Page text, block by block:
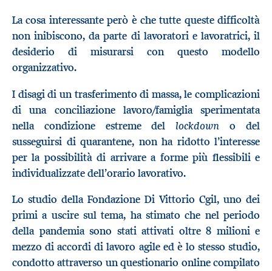
La cosa interessante però è che tutte queste difficoltà
non inibiscono, da parte di lavoratori e lavoratrici, il
desiderio di misurarsi con questo modello
organizzativo.
I disagi di un trasferimento di massa, le complicazioni
di una conciliazione lavoro/famiglia sperimentata
nella condizione estreme dellockdowno del
susseguirsi di quarantene, non ha ridotto l’interesse
per la possibilità di arrivare a forme più flessibili e
individualizzate dell’orario lavorativo.
Lo studio della Fondazione Di Vittorio Cgil, uno dei
primi a uscire sul tema, ha stimato che nel periodo
della pandemia sono stati attivati oltre 8 milioni e
mezzo di accordi di lavoro agile ed è lo stesso studio,
condotto attraverso un questionario online compilato